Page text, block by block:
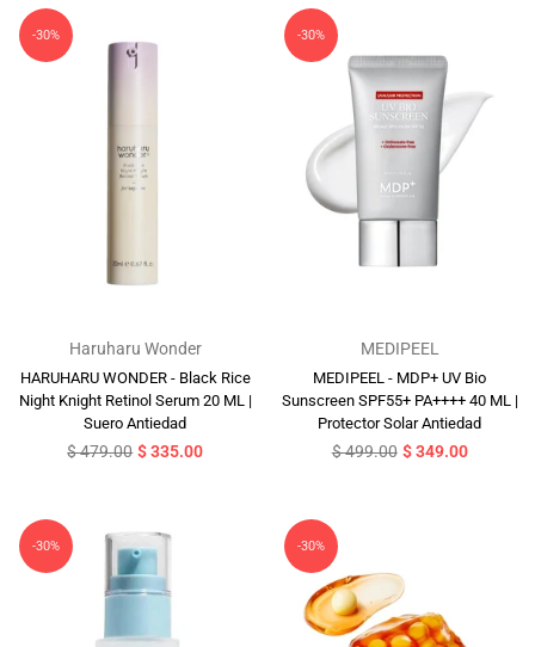
-30%
Haruharu Wonder
HARUHARU WONDER - Black Rice
Night Knight Retinol Serum 20 ML |
Suero Antiedad
Precio
$ 479.00 $ 335.00
-30%
MEDIPEEL
MEDIPEEL - MDP+ UV Bio
Sunscreen SPF55+ PA++++ 40 ML |
Protector Solar Antiedad
Precio
$ 499.00 $ 349.00
-30% -30%